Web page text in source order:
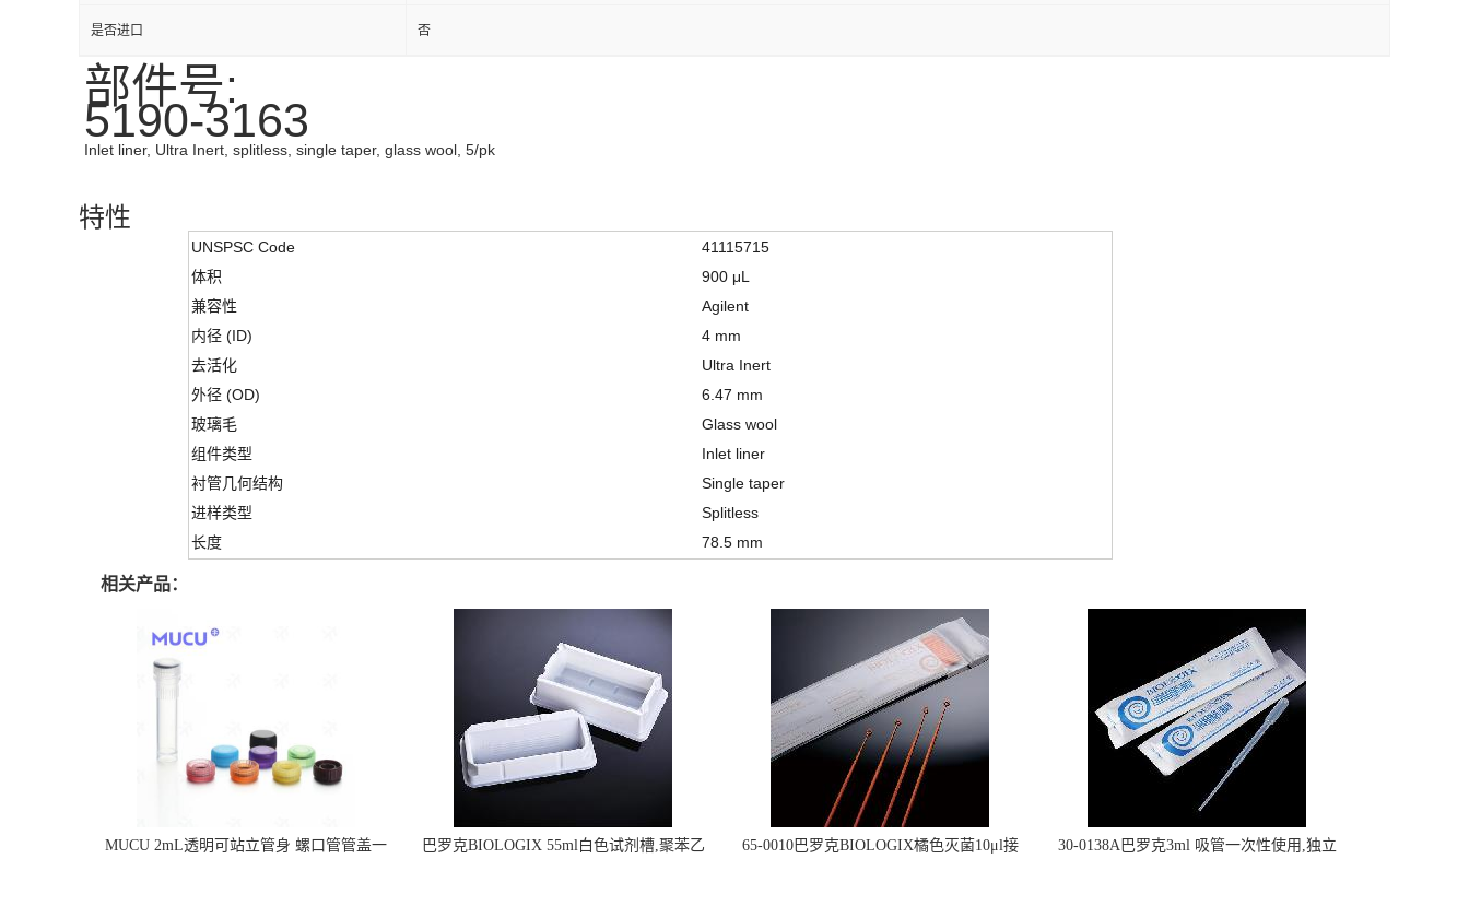
是否进口 否
部件号:
5190-3163
Inlet liner, Ultra Inert, splitless, single taper, glass wool, 5/pk
特性
UNSPSC Code
41115715
体积
900 μL
兼容性
Agilent
内径 (ID)
4 mm
去活化
Ultra Inert
外径 (OD)
6.47 mm
玻璃毛
Glass wool
组件类型
Inlet liner
衬管几何结构
Single taper
进样类型
Splitless
长度
78.5 mm
相关产品：
MUCU 2mL透明可站立管身 螺口管管盖一
巴罗克BIOLOGIX 55ml白色试剂槽,聚苯乙
65-0010巴罗克BIOLOGIX橘色灭菌10μl接
30-0138A巴罗克3ml 吸管一次性使用,独立